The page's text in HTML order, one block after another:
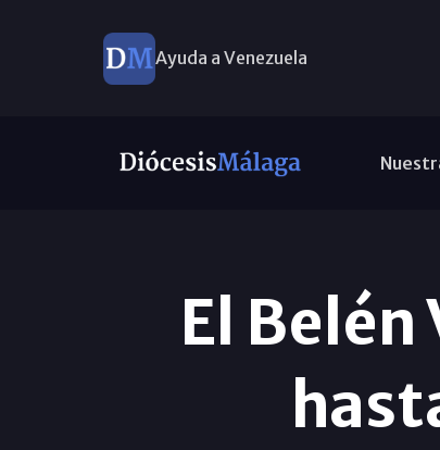
Ayuda a Venezuela
El